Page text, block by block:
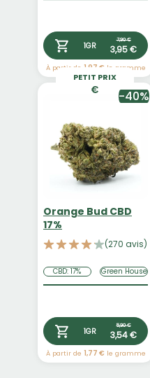
1GR
7,90 €
3,95 €
À partir de 1,97 € le gramme
PETIT PRIX
-40%
Orange Bud CBD
17%
(270 avis)
CBD: 17% Green House
1GR
5,90 €
3,54 €
À partir de 1,77 € le gramme